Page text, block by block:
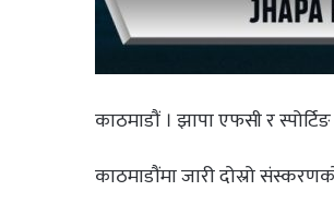
काठमाडौं । झापा एफसी र
काठमाडौंमा जारी दोस्रो